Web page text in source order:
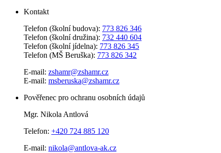
Kontakt
Telefon (školní budova): 773 826 346
Telefon (školní družina): 732 440 604
Telefon (školní jídelna): 773 826 345
Telefon (MŠ Beruška): 773 826 342
E-mail: zshamr@zshamr.cz
E-mail: msberuska@zshamr.cz
Pověřenec pro ochranu osobních údajů
Mgr. Nikola Antlová
Telefon: +420 724 885 120
E-mail: nikola@antlova-ak.cz